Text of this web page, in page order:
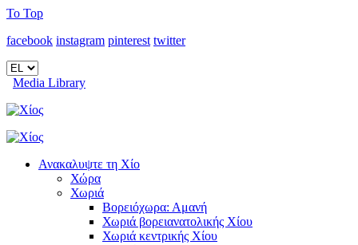
To Top
facebook instagram pinterest twitter
Media Library
Ανακαλυψτε τη Χίο
Χώρα
Χωριά
Βορειόχωρα: Αμανή
Χωριά βορειανατολικής Χίου
Χωριά κεντρικής Χίου